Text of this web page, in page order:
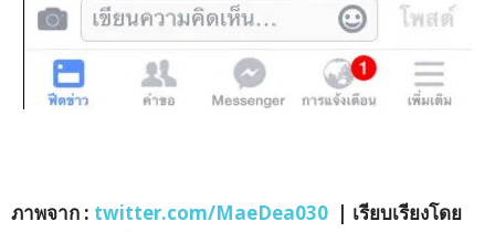
ภาพจาก : twitter.com/MaeDea030 | เรียบเรียงโดย